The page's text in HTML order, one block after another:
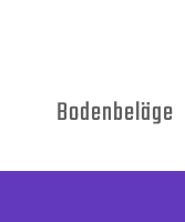
Bodenbeläge